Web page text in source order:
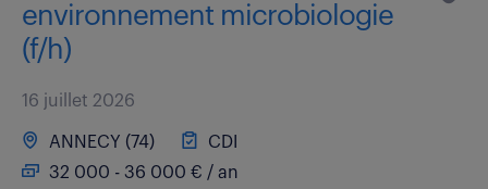
environnement microbiologie
(f/h)
16 juillet 2026
ANNECY (74)
CDI
32 000 - 36 000 € / an